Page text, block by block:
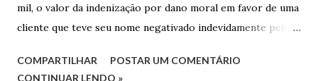
mil, o valor da indenização por dano moral em favor de uma
cliente que teve seu nome negativado indevidamente pelo
da Apelação Cível nº 0001177-62.2013.8.15.0741, que teve a
COMPARTILHAR
POSTAR UM COMENTÁRIO
CONTINUAR LENDO »